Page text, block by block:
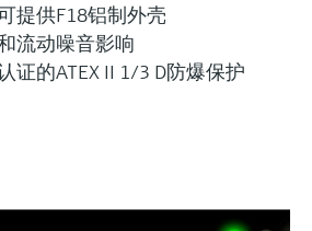
提供F18铝制外壳
流动噪音影响
证的ATEX II 1/3 D防爆保护